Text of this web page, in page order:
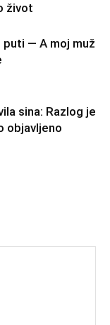
život
puti — A moj muž
sina: Razlog je
objavljeno